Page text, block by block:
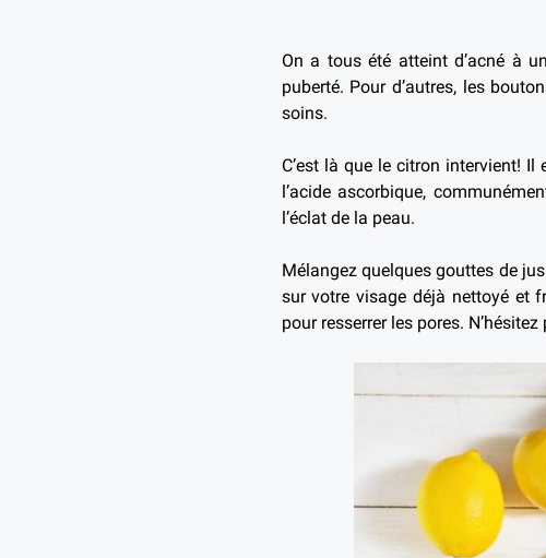
On a tous été atteint d’acné à
puberté. Pour d’autres, les
soins.
C’est là que le citron intervient!
l’acide ascorbique,
l’éclat de la peau.
Mélangez quelques gouttes de
sur votre visage déjà nettoyé et
pour resserrer les pores.